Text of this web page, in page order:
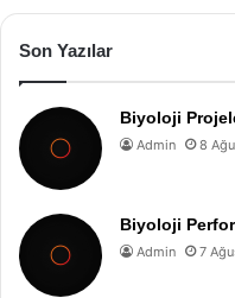
Son Yazılar
Biyoloji
Admin 8
Biyoloji
Admin 7